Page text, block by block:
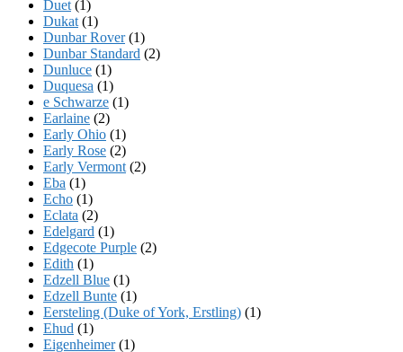
Duet (1)
Dukat (1)
Dunbar Rover(1)
Dunbar Standard (2)
Dunluce (1)
Duquesa (1)
e Schwarze (1)
Earlaine (2)
Early Ohio (1)
Early Rose (2)
Early Vermont (2)
Eba (1)
Echo (1)
Eclata (2)
Edelgard (1)
Edgecote Purple (2)
Edith (1)
Edzell Blue (1)
Edzell Bunte (1)
Eersteling (Duke of York, Erstling) (1)
Ehud (1)
Eigenheimer(1)